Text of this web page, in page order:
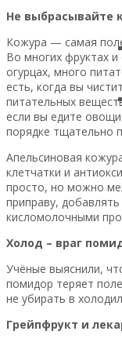
Не выбрасывайте
Кожура — самая
Во многих фруктах
огурцах, много
есть, когда вы
питательных
если вы едите
порядке тщательно
Апельсиновая
клетчатки и
просто, но можно
приправу,
кисломолочными
Холод – враг
Учёные выяснили,
помидор теряет
не убирать в
Грейпфрукт и